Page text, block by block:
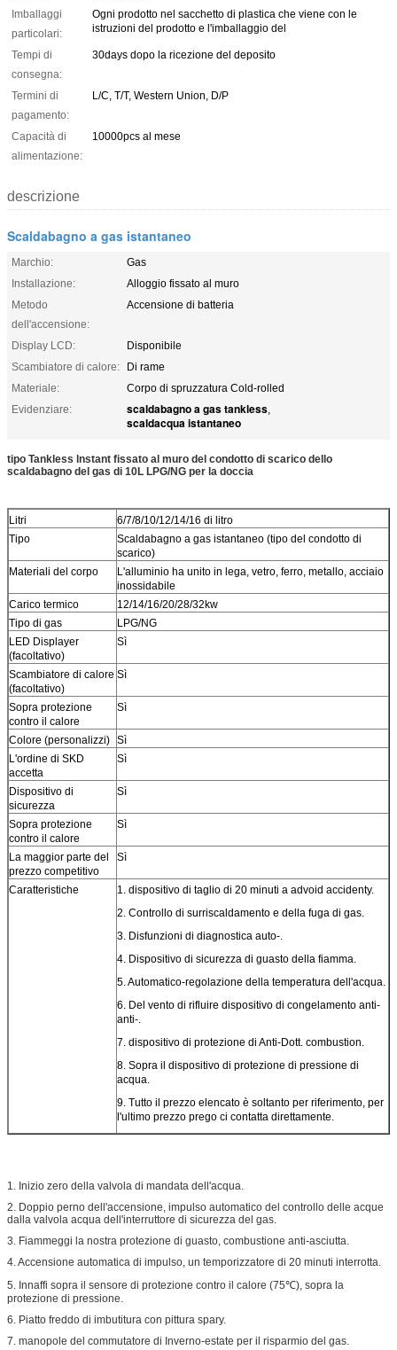
Imballaggi
particolari:
Ogni prodotto nel sacchetto di plastica che viene con le
istruzioni del prodotto e l'imballaggio del
Tempi di
consegna:
30days dopo la ricezione del deposito
Termini di
pagamento:
L/C, T/T, Western Union, D/P
Capacità di
alimentazione:
10000pcs al mese
descrizione
Scaldabagno a gas istantaneo
Marchio:
Gas
Installazione:
Alloggio fissato al muro
Metodo
dell'accensione:
Accensione di batteria
Display LCD:
Disponibile
Scambiatore di calore:
Di rame
Materiale:
Corpo di spruzzatura Cold-rolled
Evidenziare:
scaldabagno a gas tankless,
scaldacqua istantaneo
tipo Tankless lnstant fissato al muro del condotto di scarico dello
scaldabagno del gas di 10L LPG/NG per la doccia
Litri
6/7/8/10/12/14/16 di litro
Tipo
Scaldabagno a gas istantaneo (tipo del condotto di
scarico)
Materiali del corpo
L'alluminio ha unito in lega, vetro, ferro, metallo, acciaio
inossidabile
Carico termico
12/14/16/20/28/32kw
Tipo di gas
LPG/NG
LED Displayer
(facoltativo)
Sì
Scambiatore di calore
(facoltativo)
Sì
Sopra protezione
contro il calore
Sì
Colore (personalizzi) Sì
L'ordine di SKD
accetta
Sì
Dispositivo di
sicurezza
Sì
Sopra protezione
contro il calore
Sì
La maggior parte del
prezzo competitivo
Sì
Caratteristiche
1. dispositivo di taglio di 20 minuti a advoid accidenty.
2. Controllo di surriscaldamento e della fuga di gas.
3. Disfunzioni di diagnostica auto-.
4. Dispositivo di sicurezza di guasto della fiamma.
5. Automatico-regolazione della temperatura dell'acqua.
6. Del vento di rifluire dispositivo di congelamento anti-
anti-.
7. dispositivo di protezione di Anti-Dott. combustion.
8. Sopra il dispositivo di protezione di pressione di
acqua.
9. Tutto il prezzo elencato è soltanto per riferimento, per
l'ultimo prezzo prego ci contatta direttamente.
1. Inizio zero della valvola di mandata dell'acqua.
2. Doppio perno dell'accensione, impulso automatico del controllo delle acque
dalla valvola acqua dell'interruttore di sicurezza del gas.
3. Fiammeggi la nostra protezione di guasto, combustione anti-asciutta.
4. Accensione automatica di impulso, un temporizzatore di 20 minuti interrotta.
5. Innaffi sopra il sensore di protezione contro il calore (75℃), sopra la
protezione di pressione.
6. Piatto freddo di imbutitura con pittura spary.
7. manopole del commutatore di Inverno-estate per il risparmio del gas.